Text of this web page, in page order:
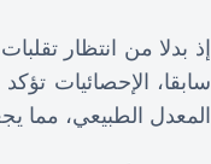
إذ بدلا من انتظار
سابقا، الإحصائيات
المعدل الطبيعي، مما